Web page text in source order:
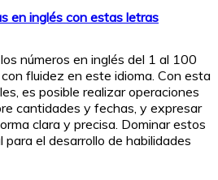
en inglés con estas letras
números en inglés del 1 al 100
fluidez en este idioma. Con esta
es posible realizar operaciones
cantidades y fechas, y expresar
clara y precisa. Dominar estos
el desarrollo de habilidades